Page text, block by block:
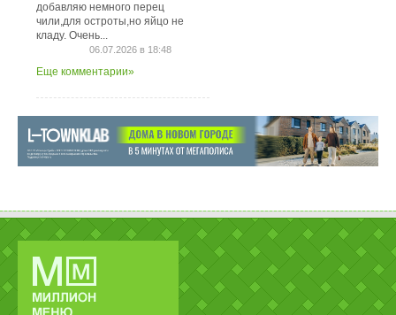
добавляю немного перец
чили,для остроты,но яйцо не
кладу. Очень...
06.07.2026 в 18:48
Еще комментарии»